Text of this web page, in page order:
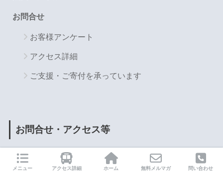
お問合せ
お客様アンケート
アクセス詳細
ご支援・ご寄付を承っています
お問合せ・アクセス等
お問合せ
メニュー アクセス詳細 ホーム 無料メルマガ 問い合わせ